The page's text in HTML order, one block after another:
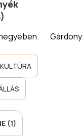
)
Gárdony
KULTÚRA
(1)